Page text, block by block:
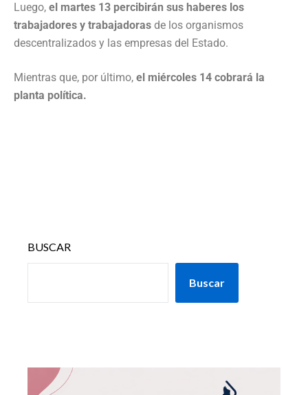
Luego, el martes 13 percibirán sus haberes los
trabajadores y trabajadoras de los organismos
descentralizados y las empresas del Estado.
Mientras que, por último, el miércoles 14 cobrará la
planta política.
BUSCAR
Buscar